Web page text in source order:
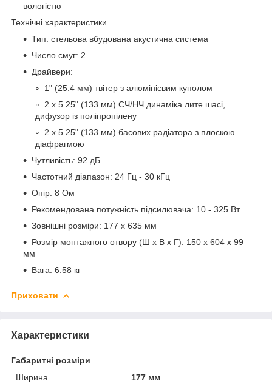
вологістю
Технічні характеристики
Тип: стельова вбудована акустична система
Число смуг: 2
Драйвери:
1" (25.4 мм) твітер з алюмінієвим куполом
2 x 5.25" (133 мм) СЧ/НЧ динаміка лите шасі,
дифузор із поліпропілену
2 x 5.25" (133 мм) басових радіатора з плоскою
діафрагмою
Чутливість: 92 дБ
Частотний діапазон: 24 Гц - 30 кГц
Опір: 8 Ом
Рекомендована потужність підсилювача: 10 - 325 Вт
Зовнішні розміри: 177 x 635 мм
Розмір монтажного отвору (Ш x В x Г): 150 x 604 x 99
мм
Вага: 6.58 кг
Приховати
Характеристики
Габаритні розміри
Ширина
177 мм